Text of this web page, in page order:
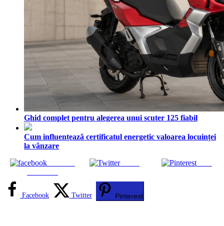
Ghid complet pentru alegerea unui scuter 125 fiabil
Cum influențează certificatul energetic valoarea locuinței
la vânzare
Tweet Save
Facebook Twitter Pinterest